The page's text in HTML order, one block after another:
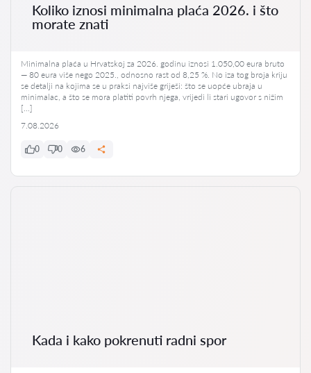
Koliko iznosi minimalna plaća 2026. i što
morate znati
Minimalna plaća u Hrvatskoj za 2026. godinu iznosi 1.050,00 eura bruto
— 80 eura više nego 2025., odnosno rast od 8,25 %. No iza tog broja kriju
se detalji na kojima se u praksi najviše griješi: što se uopće ubraja u
minimalac, a što se mora platiti povrh njega, vrijedi li stari ugovor s nižim
[…]
7.08.2026
0 0 6
Kada i kako pokrenuti radni spor